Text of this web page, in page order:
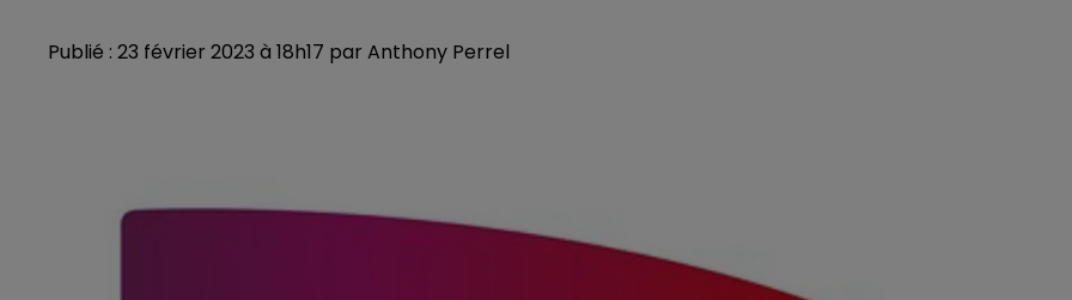
Publié : 23 février 2023 à 18h17 par Anthony Perrel